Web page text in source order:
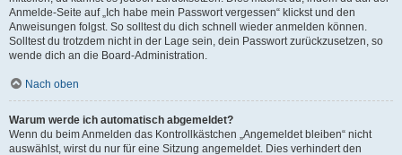
Anmelde-Seite auf „Ich habe mein Passwort vergessen“ klickst und den
Anweisungen folgst. So solltest du dich schnell wieder anmelden können.
Solltest du trotzdem nicht in der Lage sein, dein Passwort zurückzusetzen, so
wende dich an die Board-Administration.
Nach oben
Warum werde ich automatisch abgemeldet?
Wenn du beim Anmelden das Kontrollkästchen „Angemeldet bleiben“ nicht
auswählst, wirst du nur für eine Sitzung angemeldet. Dies verhindert den